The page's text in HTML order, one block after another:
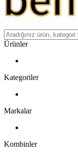
Ürünler
Kategoriler
Markalar
Kombinler